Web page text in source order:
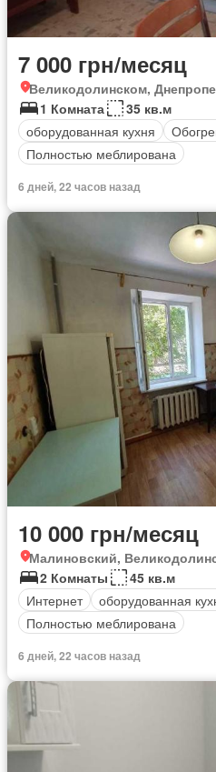
7 000 грн/месяц
Великодолинском,
1 Комната
35 кв.м
оборудованная кухня
Полностью меблирована
6 дней, 22 часов назад
10 000 грн/месяц
Малиновский,
2 Комнаты
45 кв.м
Интернет
оборудованная
Полностью меблирована
6 дней, 22 часов назад